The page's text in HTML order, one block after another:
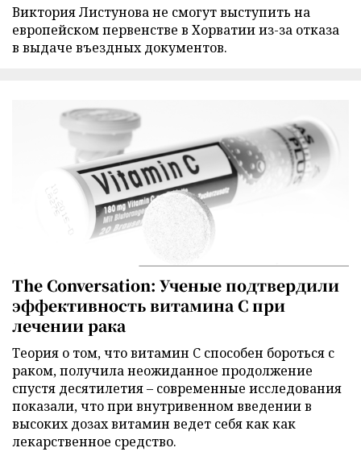
Виктория Листунова не смогут выступить на
европейском первенстве в Хорватии из-за отказа
в выдаче въездных документов.
The Conversation: Ученые подтвердили
эффективность витамина C при
лечении рака
Теория о том, что витамин C способен бороться с
раком, получила неожиданное продолжение
спустя десятилетия – современные исследования
показали, что при внутривенном введении в
высоких дозах витамин ведет себя как как
лекарственное средство.